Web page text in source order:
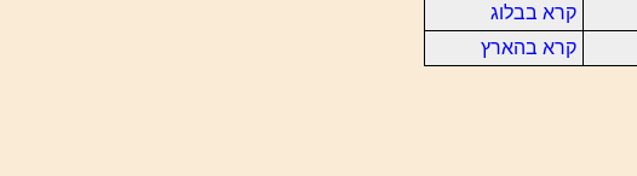
קרא בבלוג
קרא בהארץ